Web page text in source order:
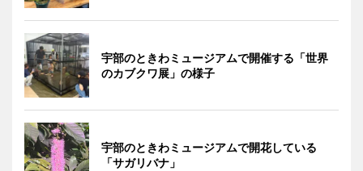
宇部のときわミュージアムで開催する「世界
のカブクワ展」の様子
宇部のときわミュージアムで開花している
「サガリバナ」